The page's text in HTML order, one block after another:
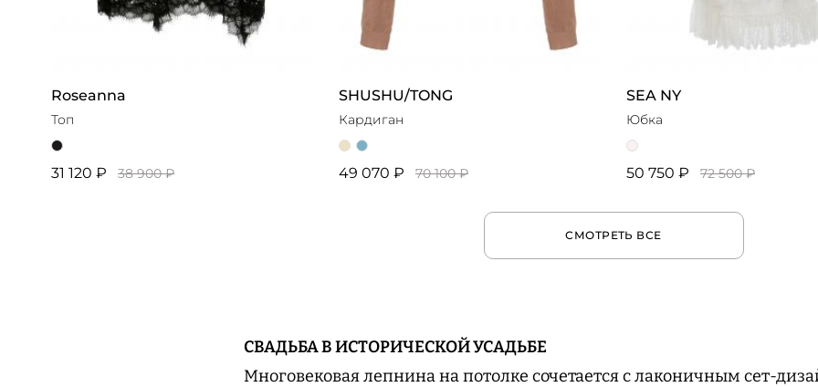
Roseanna
Топ
31 120 ₽ 38 900 ₽
SHUSHU/TONG
Кардиган
49 070 ₽ 70 100 ₽
SEA NY
Юбка
50 750 ₽ 72 500 ₽
СМОТРЕТЬ ВСЕ
СВАДЬБА В ИСТОРИЧЕСКОЙ УСАДЬБЕ
Многовековая лепнина на потолке сочетается с лаконичным сет-